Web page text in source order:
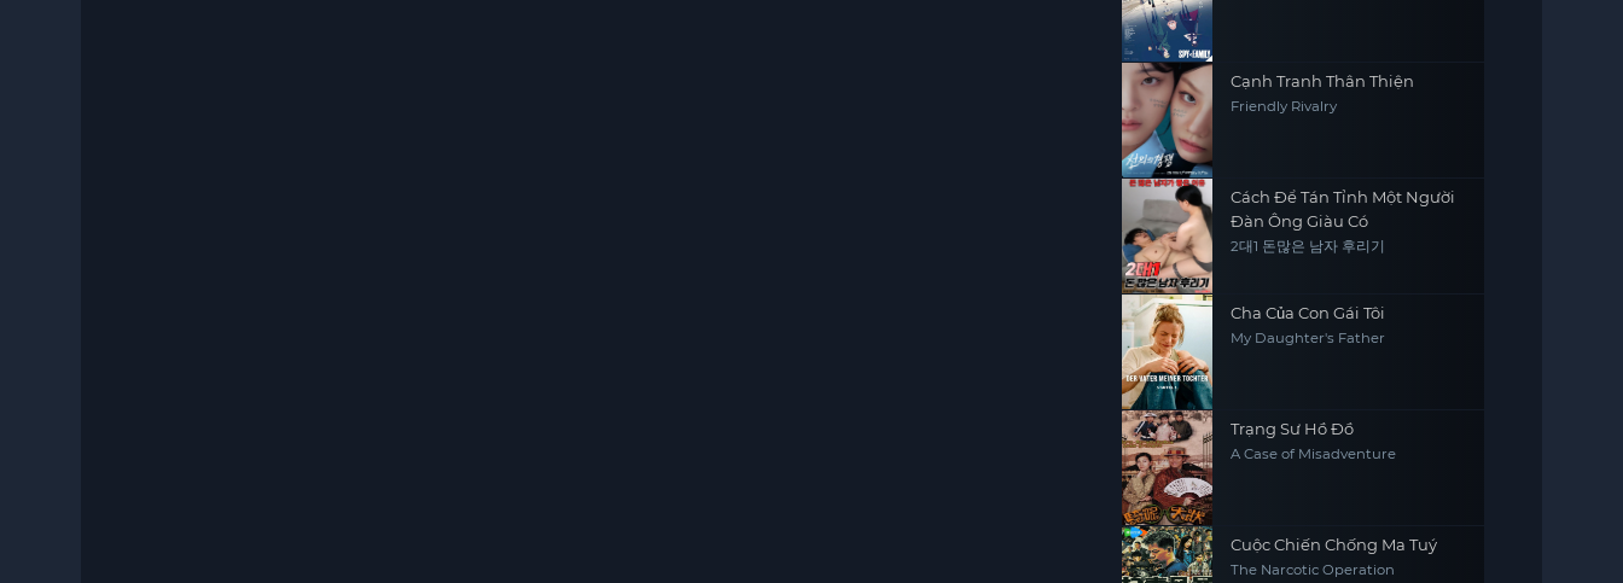
Cạnh Tranh Thân Thiện
Friendly Rivalry
Cách Để Tán Tỉnh Một Người
Đàn Ông Giàu Có
2대1 돈많은 남자 후리기
Cha Của Con Gái Tôi
My Daughter's Father
Trạng Sư Hồ Đồ
A Case of Misadventure
Cuộc Chiến Chống Ma Tuý
The Narcotic Operation